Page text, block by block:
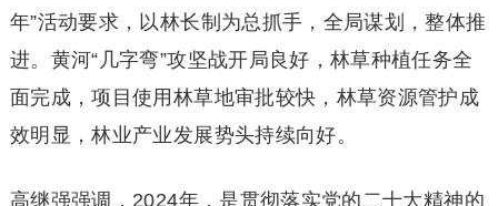
年”活动要求，以林长制为总抓手，全局谋划，整体推
进。黄河“几字弯”攻坚战开局良好，林草种植任务全
面完成，项目使用林草地审批较快，林草资源管护成
效明显，林业产业发展势头持续向好。
高继强强调，2024年，是贯彻落实党的二十大精神的